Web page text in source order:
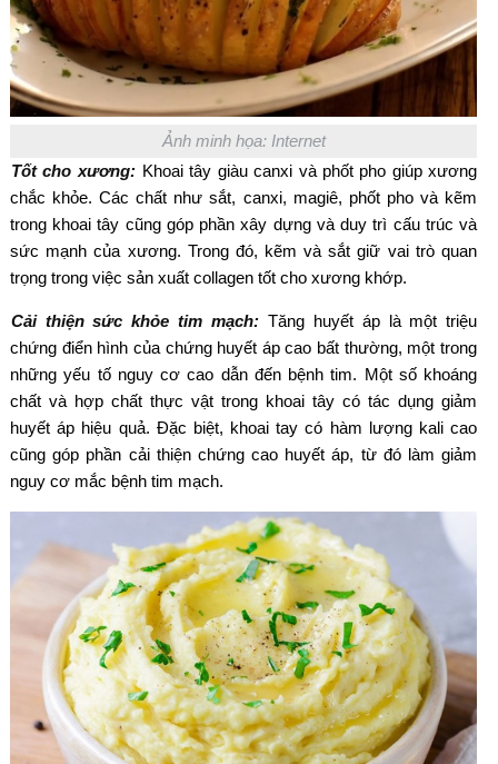
Ảnh minh họa: Internet
Tốt cho xương: Khoai tây giàu canxi và phốt pho giúp xương
chắc khỏe. Các chất như sắt, canxi, magiê, phốt pho và kẽm
trong khoai tây cũng góp phần xây dựng và duy trì cấu trúc và
sức mạnh của xương. Trong đó, kẽm và sắt giữ vai trò quan
trọng trong việc sản xuất collagen tốt cho xương khớp.
Cải thiện sức khỏe tim mạch: Tăng huyết áp là một triệu
chứng điển hình của chứng huyết áp cao bất thường, một trong
những yếu tố nguy cơ cao dẫn đến bệnh tim. Một số khoáng
chất và hợp chất thực vật trong khoai tây có tác dụng giảm
huyết áp hiệu quả. Đặc biệt, khoai tay có hàm lượng kali cao
cũng góp phần cải thiện chứng cao huyết áp, từ đó làm giảm
nguy cơ mắc bệnh tim mạch.